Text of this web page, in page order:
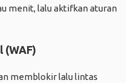
menit, lalu aktifkan aturan
(WAF)
memblokir lalu lintas